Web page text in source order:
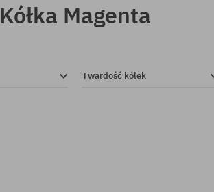
Kółka Magenta
Twardość kółek